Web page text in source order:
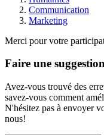
Communication
Marketing
Merci pour votre
Faire une
Avez-vous trouvé des
savez-vous comment
N'hésitez pas à envoyer
nous!